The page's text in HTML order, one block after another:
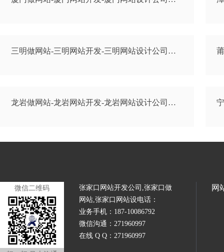
三明做网站-三明网站开发-三明网站设计公司…
龙岩做网站-龙岩网站开发-龙岩网站设计公司…
微信二维码
张家口网站开发公司,张家口做
网站,张家口网站设电话：
业务手机：187-10086792
微信沟通：271960997
在线 Q Q：271960997
网